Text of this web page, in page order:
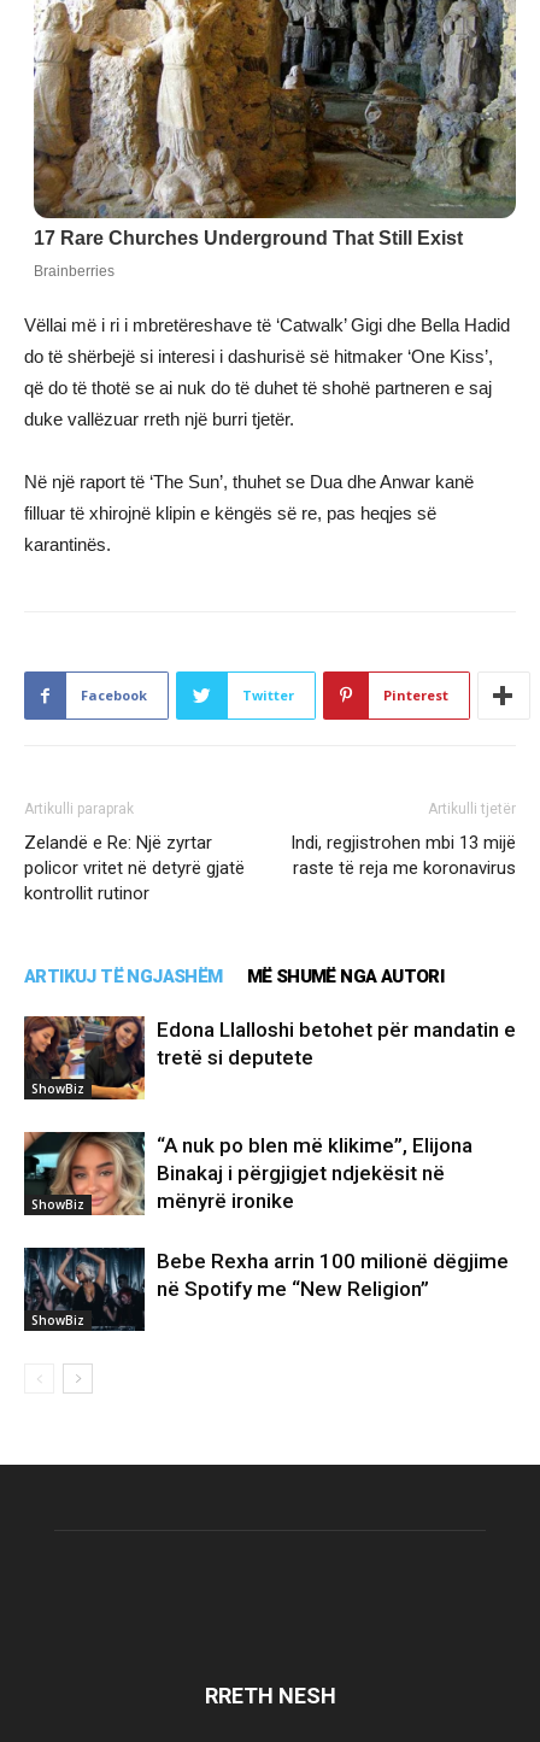
Vëllai më i ri i mbretëreshave të ‘Catwalk’ Gigi dhe Bella Hadid
do të shërbejë si interesi i dashurisë së hitmaker ‘One Kiss’,
që do të thotë se ai nuk do të duhet të shohë partneren e saj
duke vallëzuar rreth një burri tjetër.
Në një raport të ‘The Sun’, thuhet se Dua dhe Anwar kanë
filluar të xhirojnë klipin e këngës së re, pas heqjes së
karantinës.
Facebook Twitter Pinterest
Artikulli paraprak
Zelandë e Re: Një zyrtar
policor vritet në detyrë gjatë
kontrollit rutinor
Artikulli tjetër
Indi, regjistrohen mbi 13 mijë
raste të reja me koronavirus
ARTIKUJ TË NGJASHËM MË SHUMË NGA AUTORI
ShowBiz
Edona Llalloshi betohet për mandatin e
tretë si deputete
ShowBiz
“A nuk po blen më klikime”, Elijona
Binakaj i përgjigjet ndjekësit në
mënyrë ironike
ShowBiz
Bebe Rexha arrin 100 milionë dëgjime
në Spotify me “New Religion”
RRETH NESH